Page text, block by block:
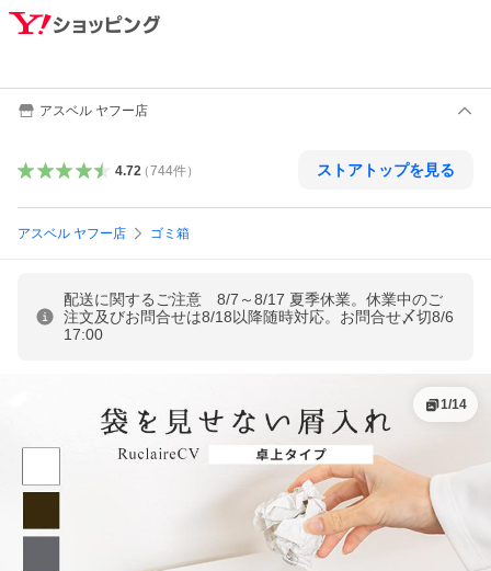
アスベル ヤフー店
4.72（744件） ストアトップを見る
アスベル ヤフー店 ゴミ箱
配送に関するご注意 8/7～8/17 夏季休業。休業中のご
注文及びお問合せは8/18以降随時対応。お問合せ〆切8/6
17:00
1/14